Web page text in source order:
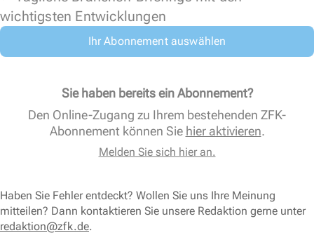
wichtigsten Entwicklungen
Ihr Abonnement auswählen
Sie haben bereits ein Abonnement?
Den Online-Zugang zu Ihrem bestehenden ZFK-
Abonnement können Sie hier aktivieren.
Melden Sie sich hier an.
Haben Sie Fehler entdeckt? Wollen Sie uns Ihre Meinung
mitteilen? Dann kontaktieren Sie unsere Redaktion gerne unter
redaktion@zfk.de.